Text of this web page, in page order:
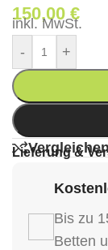
150,00€
inkl. MwSt.
-
+
Lieferung &
Bis zu
Betten